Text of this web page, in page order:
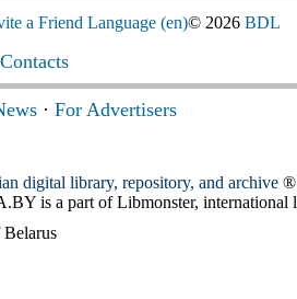
a Friend Language (en)© 2026 BDL
· For Advertisers
digital library, repository, and archive ®
is a part of Libmonster, international